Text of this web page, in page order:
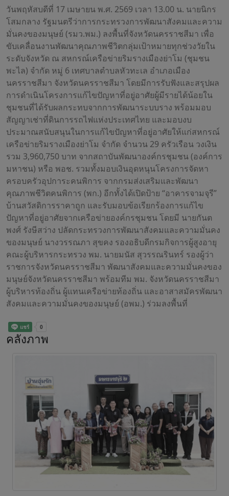
วันพฤหัสบดีที่ 17 เมษายน พ.ศ. 2569 เวลา 13.00 น. นายนิกร
โสมกลาง รัฐมนตรีว่าการกระทรวงการพัฒนาสังคมและความ
มั่นคงของมนุษย์ (รมว.พม.) ลงพื้นที่จังหวัดนครราชสีมา เพื่อ
ขับเคลื่อนงานพัฒนาคุณภาพชีวิตกลุ่มเป้าหมายทุกช่วงวัยใน
ระดับจังหวัด ณ สหกรณ์เครือข่ายริมรางเมืองย่าโม (ชุมชน
พะไล) จำกัด หมู่ 6 เทศบาลตำบลหัวทะเล อำเภอเมือง
นครราชสีมา จังหวัดนครราชสีมา โดยมีการรับฟังและสรุปผล
การดำเนินโครงการแก้ไขปัญหาที่อยู่อาศัยผู้มีรายได้น้อยใน
ชุมชนที่ได้รับผลกระทบจากการพัฒนาระบบราง พร้อมมอบ
สัญญาเช่าที่ดินการรถไฟแห่งประเทศไทย และมอบงบ
ประมาณสนับสนุนในการแก้ไขปัญหาที่อยู่อาศัยให้แก่สหกรณ์
เครือข่ายริมรางเมืองย่าโม จำกัด จำนวน 29 ครัวเรือน วงเงิน
รวม 3,960,750 บาท จากสถาบันพัฒนาองค์กรชุมชน (องค์การ
มหาชน) หรือ พอช. รวมทั้งมอบเงินอุดหนุนโครงการจัดหา
ครอบครัวอุปการะคนพิการ จากกรมส่งเสริมและพัฒนา
คุณภาพชีวิตคนพิการ (พก.) อีกทั้งได้เปิดป้าย “อาคารจามจุรี”
บ้านสวัสดิการราคาถูก และรับมอบข้อเรียกร้องการแก้ไข
ปัญหาที่อยู่อาศัยจากเครือข่ายองค์กรชุมชน โดยมี นายกันต
พงศ์ รังษีสว่าง ปลัดกระทรวงการพัฒนาสังคมและความมั่นคง
ของมนุษย์ นางวรรณภา สุขคง รองอธิบดีกรมกิจการผู้สูงอายุ
คณะผู้บริหารกระทรวง พม. นายมนัส สุวรรณรินทร์ รองผู้ว่า
ราชการจังหวัดนครราชสีมา พัฒนาสังคมและความมั่นคงของ
มนุษย์จังหวัดนครราชสีมา พร้อมทีม พม. จังหวัดนครราชสีมา
ผู้บริหารท้องถิ่น ผู้แทนเครือข่ายท้องถิ่น และอาสาสมัครพัฒนา
สังคมและความมั่นคงของมนุษย์ (อพม.) ร่วมลงพื้นที่
คลังภาพ